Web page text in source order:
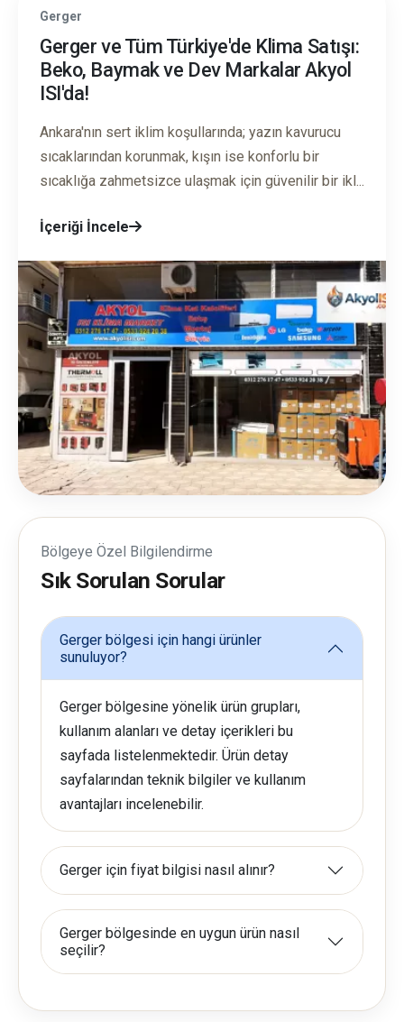
Gerger
Gerger ve Tüm Türkiye'de Klima Satışı:
Beko, Baymak ve Dev Markalar Akyol
ISI'da!
Ankara'nın sert iklim koşullarında; yazın kavurucu
sıcaklarından korunmak, kışın ise konforlu bir
sıcaklığa zahmetsizce ulaşmak için güvenilir bir ikl...
İçeriği İncele
Bölgeye Özel Bilgilendirme
Sık Sorulan Sorular
Gerger bölgesi için hangi ürünler
sunuluyor?
Gerger bölgesine yönelik ürün grupları,
kullanım alanları ve detay içerikleri bu
sayfada listelenmektedir. Ürün detay
sayfalarından teknik bilgiler ve kullanım
avantajları incelenebilir.
Gerger için fiyat bilgisi nasıl alınır?
Gerger bölgesinde en uygun ürün nasıl
seçilir?